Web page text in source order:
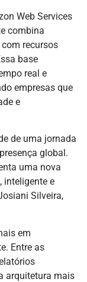
Web Services
combina
recursos
base
real e
empresas que
e
de uma jornada
global.
uma nova
inteligente e
Silveira,
em
Entre as
arquitetura mais